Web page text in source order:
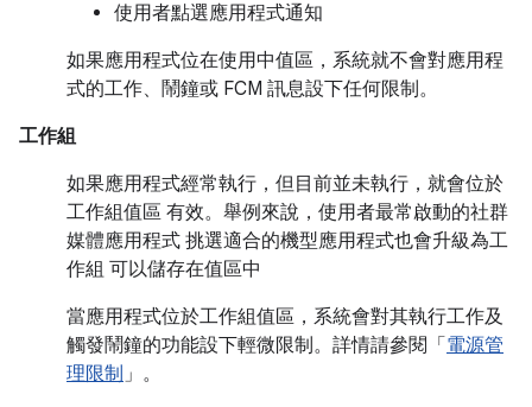
使用者點選應用程式通知
如果應用程式位在使用中值區，系統就不會對應用程
式的工作、鬧鐘或 FCM 訊息設下任何限制。
工作組
如果應用程式經常執行，但目前並未執行，就會位於
工作組值區 有效。舉例來說，使用者最常啟動的社群
媒體應用程式 挑選適合的機型應用程式也會升級為工
作組 可以儲存在值區中
當應用程式位於工作組值區，系統會對其執行工作及
觸發鬧鐘的功能設下輕微限制。詳情請參閱「 電源管
理限制 」。